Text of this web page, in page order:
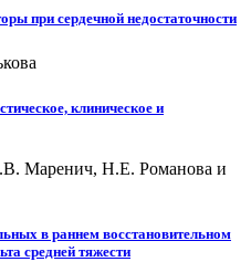
при сердечной недостаточности
клиническое и
Маренич, Н.Е. Романова и
в раннем восстановительном
средней тяжести